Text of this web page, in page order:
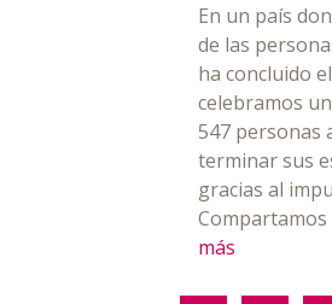
En un país
de las
ha concluido
celebramos
547 personas
terminar sus
gracias al
más